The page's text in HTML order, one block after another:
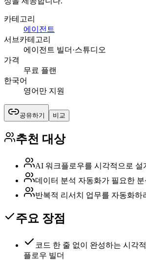
카테고리
에이전트
서브카테고리
에이전트 빌더·스튜디오
가격
무료 플랜
한국어
영어만 지원
공유하기 비교
추천 대상
AI 워크플로우를 시각적으로 설
데이터 분석 자동화가 필요한
반복적 리서치 업무를 자동화하
주요 장점
코드 한 줄 없이 완성하는 시각
플로우 빌더